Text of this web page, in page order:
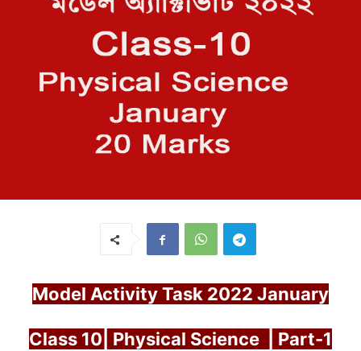
Model Activity Task 2022 January
Class 10| Physical Science | Part-1